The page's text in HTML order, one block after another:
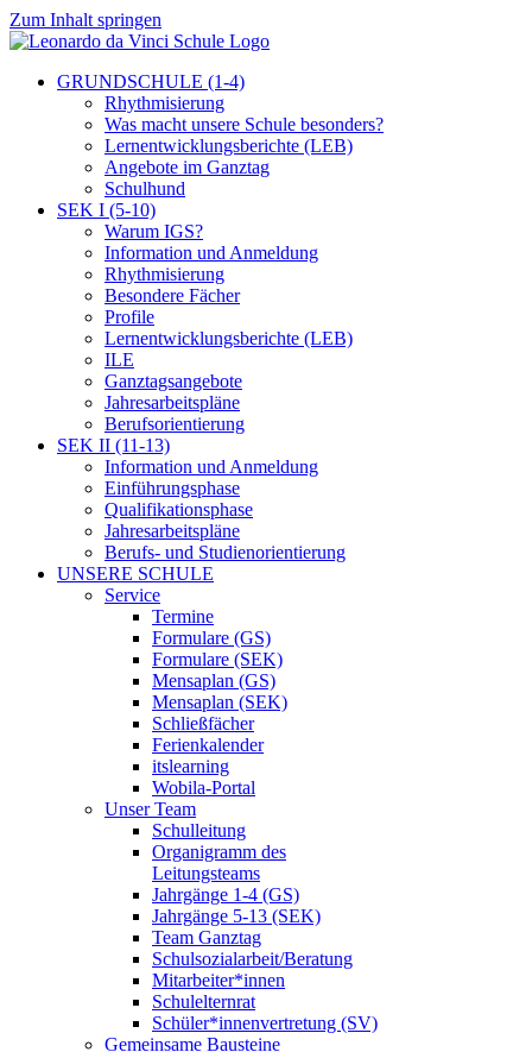
Zum Inhalt springen
GRUNDSCHULE (1-4)
Rhythmisierung
Was macht unsere Schule besonders?
Lernentwicklungsberichte (LEB)
Angebote im Ganztag
Schulhund
SEK I (5-10)
Warum IGS?
Information und Anmeldung
Rhythmisierung
Besondere Fächer
Profile
Lernentwicklungsberichte (LEB)
ILE
Ganztagsangebote
Jahresarbeitspläne
Berufsorientierung
SEK II (11-13)
Information und Anmeldung
Einführungsphase
Qualifikationsphase
Jahresarbeitspläne
Berufs- und Studienorientierung
UNSERE SCHULE
Service
Termine
Formulare (GS)
Formulare (SEK)
Mensaplan (GS)
Mensaplan (SEK)
Schließfächer
Ferienkalender
itslearning
Wobila-Portal
Unser Team
Schulleitung
Organigramm des
Leitungsteams
Jahrgänge 1-4 (GS)
Jahrgänge 5-13 (SEK)
Team Ganztag
Schulsozialarbeit/Beratung
Mitarbeiter*innen
Schulelternrat
Schüler*innenvertretung (SV)
Gemeinsame Bausteine